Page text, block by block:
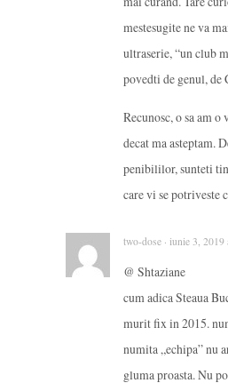
mestesugite ne va
ultraserie, “un club
povedti de genul,
Recunosc, o sa am
decat ma asteptam.
penibililor, sunteti
care vi se potriveste
two-dose · iunie 3,
@ Shtaziane
cum adica Steaua
murit fix in 2015.
numita „echipa” nu
gluma proasta. Nu